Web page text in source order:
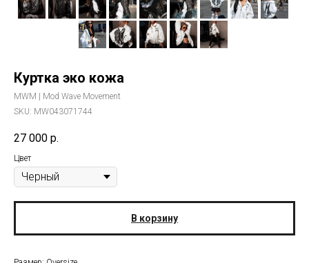
Куртка эко кожа
MWM | Mod Wave Movement
SKU: MW043071744
27 000 р.
Цвет
В корзину